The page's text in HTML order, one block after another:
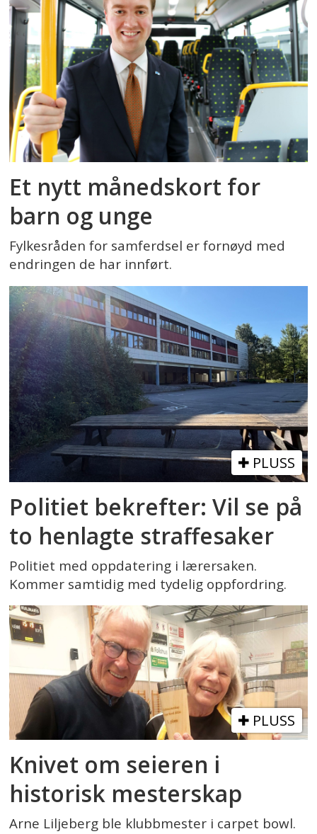
Et nytt månedskort for
barn og unge
Fylkesråden for samferdsel er fornøyd med
endringen de har innført.
PLUSS
Politiet bekrefter: Vil se på
to henlagte straffesaker
Politiet med oppdatering i lærersaken.
Kommer samtidig med tydelig oppfordring.
PLUSS
Knivet om seieren i
historisk mesterskap
Arne Liljeberg ble klubbmester i carpet bowl.